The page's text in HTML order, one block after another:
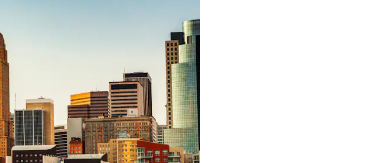
para cima e para baixo do teclado ou tocando e deslizando o dedo na tela.